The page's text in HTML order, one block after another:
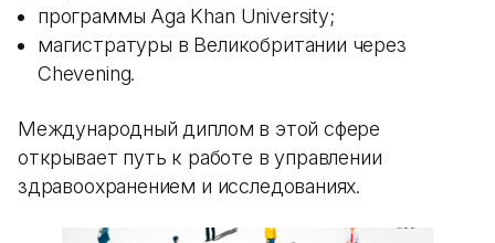
программы Aga Khan University;
магистратуры в Великобритании через
Chevening.
Международный диплом в этой сфере
открывает путь к работе в управлении
здравоохранением и исследованиях.